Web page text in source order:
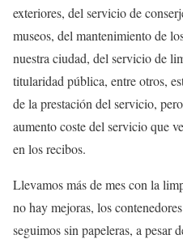
exteriores, del servicio de
museos, del mantenimiento de
nuestra ciudad, del servicio de
titularidad pública, entre otros,
de la prestación del servicio,
aumento coste del servicio que
en los recibos.
Llevamos más de mes con la
no hay mejoras, los
seguimos sin papeleras, a pesar